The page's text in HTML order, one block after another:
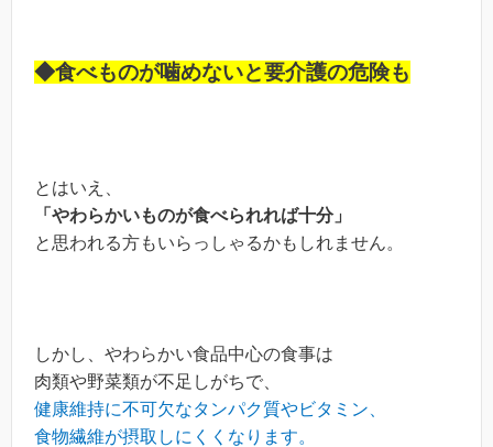
◆食べものが噛めないと要介護の危険も
とはいえ、
「やわらかいものが食べられれば十分」
と思われる方もいらっしゃるかもしれません。
しかし、やわらかい食品中心の食事は
肉類や野菜類が不足しがちで、
健康維持に不可欠なタンパク質やビタミン、
食物繊維が摂取しにくくなります。